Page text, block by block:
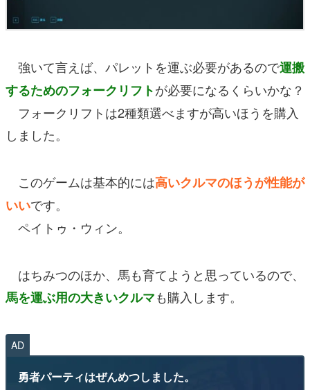
強いて言えば、パレットを運ぶ必要があるので運搬
するためのフォークリフトが必要になるくらいかな？
フォークリフトは2種類選べますが高いほうを購入
しました。
このゲームは基本的には高いクルマのほうが性能が
いいです。
ペイトゥ・ウィン。
はちみつのほか、馬も育てようと思っているので、
馬を運ぶ用の大きいクルマも購入します。
AD
勇者パーティはぜんめつしました。